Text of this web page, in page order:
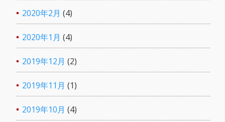
2020年2月 (4)
2020年1月 (4)
2019年12月 (2)
2019年11月 (1)
2019年10月 (4)